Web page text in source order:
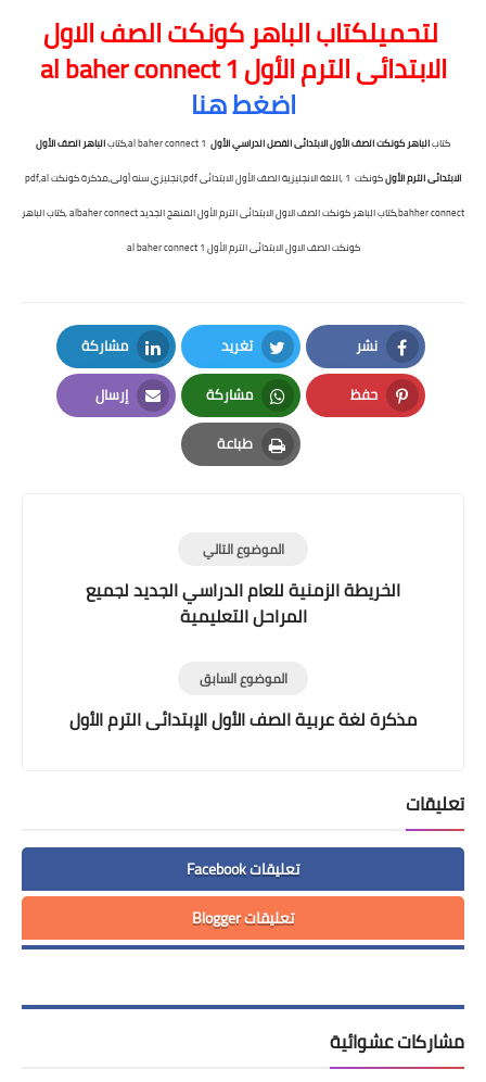
لتحميلكتاب الباهر كونكت الصف الاول
الابتدائى الترم الأول al baher connect 1
اضغط هنا
كتابالباهر كونكت الصف الأول الابتدائى الفصل الدراسي الأول الباهر الصفالأول
الابتدائى الترم الأولكونكت 1 ,اللغة الانجليزية الصف الأول
الابتدائى pdf,انجليزي سنه أولى,مذكرة كونكت pdf,al
bahher connect,كتاب الباهر كونكت الصف الاول الابتدائى الترم الأول المنهج الجديد albaher connect ,كتاب الباهر
كونكت الصف الاول الابتدائى الترم الأول al baher connect 1
نشر
Facebook
تغريد
Twitter
مشاركة
LinkedIn
حفظ
Pinterest
مشاركة
Whatsapp
إرسال
Email
طباعة
Print
الموضوع التالي
الخريطة الزمنية للعام الدراسي الجديد لجميع
المراحل التعليمية
الموضوع السابق
مذكرة لغة عربية الصف الأول الإبتدائى الترم الأول
تعليقات
تعليقات Facebook
تعليقات Blogger
مشاركات عشوائية